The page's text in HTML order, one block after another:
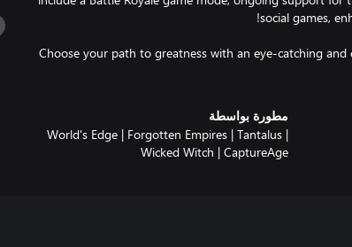
Choose your path to greatness with an eye-catching
مطورة بواسطة
World's Edge | Forgotten Empires | Tantalus |
Wicked Witch | CaptureAge